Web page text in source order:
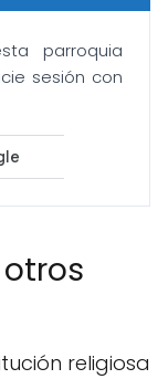
parroquia
sesión con
religiosa